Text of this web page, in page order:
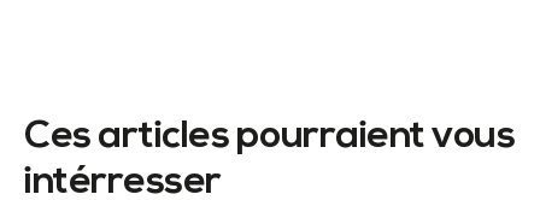
Ces articles pourraient vous
intérresser